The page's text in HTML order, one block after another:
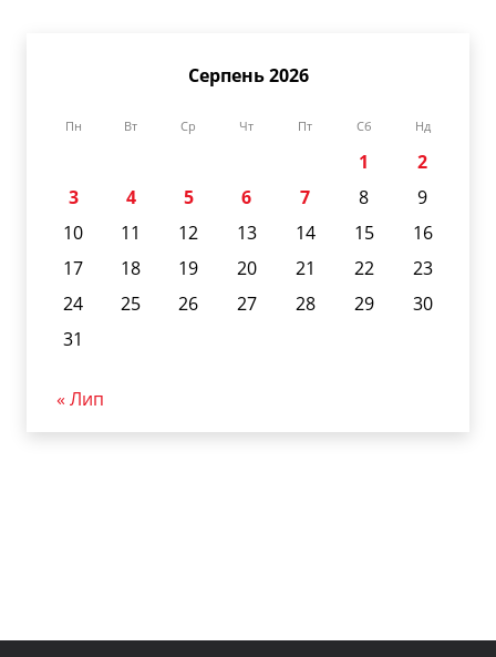
Серпень 2026
Пн Вт Ср Чт Пт Сб Нд
1
2
3
4 5 6 7 8
9
10
11 12 13 14 15
16
17
18 19 20 21 22
23
24
25 26 27 28 29
30
31
« Лип